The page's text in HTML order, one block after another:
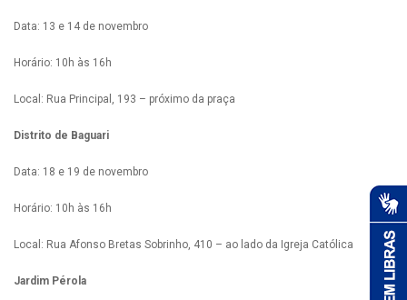
Data: 13 e 14 de novembro
Horário: 10h às 16h
Local: Rua Principal, 193 – próximo da praça
Distrito de Baguari
Data: 18 e 19 de novembro
Horário: 10h às 16h
Local: Rua Afonso Bretas Sobrinho, 410 – ao lado da Igreja Católica
Jardim Pérola